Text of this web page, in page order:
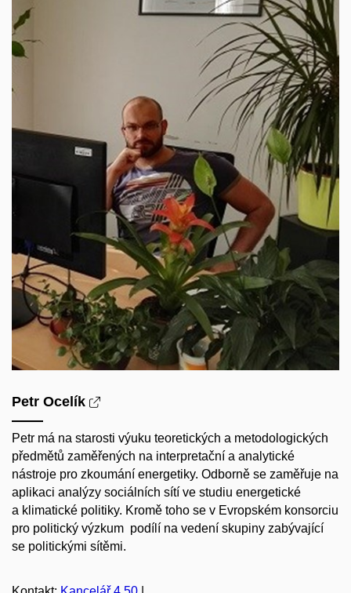
Petr Ocelík
Petr má na starosti výuku teoretických a metodologických
předmětů zaměřených na interpretační a analytické
nástroje pro zkoumání energetiky. Odborně se zaměřuje na
aplikaci analýzy sociálních sítí ve studiu energetické
a klimatické politiky. Kromě toho se v Evropském konsorciu
pro politický výzkum podílí na vedení skupiny zabývající
se politickými sítěmi.